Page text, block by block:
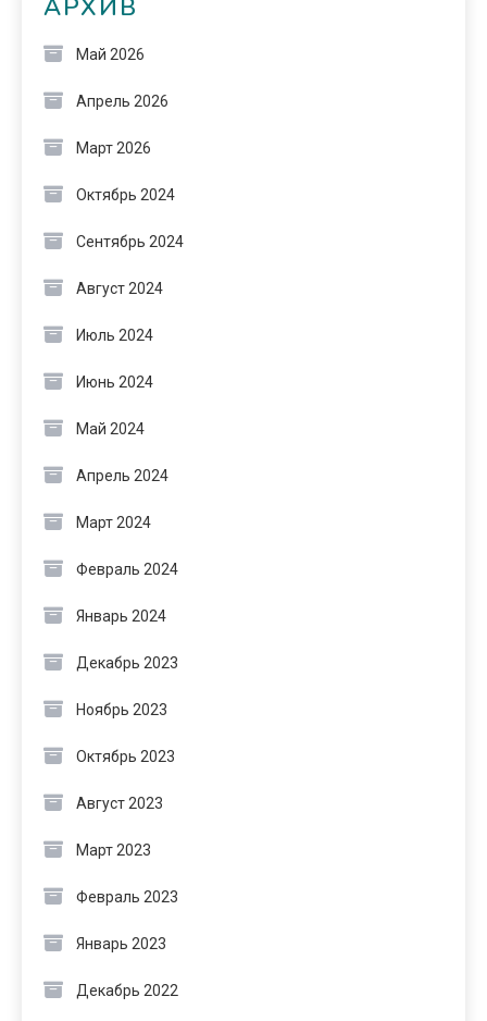
АРХИВ
Май 2026
Апрель 2026
Март 2026
Октябрь 2024
Сентябрь 2024
Август 2024
Июль 2024
Июнь 2024
Май 2024
Апрель 2024
Март 2024
Февраль 2024
Январь 2024
Декабрь 2023
Ноябрь 2023
Октябрь 2023
Август 2023
Март 2023
Февраль 2023
Январь 2023
Декабрь 2022